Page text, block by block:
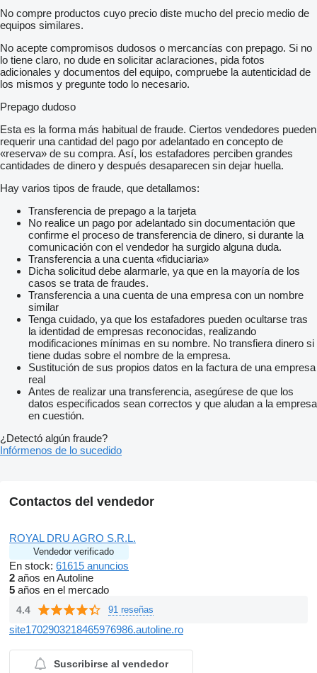
No compre productos cuyo precio diste mucho del precio medio de
equipos similares.
No acepte compromisos dudosos o mercancías con prepago. Si no
lo tiene claro, no dude en solicitar aclaraciones, pida fotos
adicionales y documentos del equipo, compruebe la autenticidad de
los mismos y pregunte todo lo necesario.
Prepago dudoso
Esta es la forma más habitual de fraude. Ciertos vendedores pueden
requerir una cantidad del pago por adelantado en concepto de
«reserva» de su compra. Así, los estafadores perciben grandes
cantidades de dinero y después desaparecen sin dejar huella.
Hay varios tipos de fraude, que detallamos:
Transferencia de prepago a la tarjeta
No realice un pago por adelantado sin documentación que
confirme el proceso de transferencia de dinero, si durante la
comunicación con el vendedor ha surgido alguna duda.
Transferencia a una cuenta «fiduciaria»
Dicha solicitud debe alarmarle, ya que en la mayoría de los
casos se trata de fraudes.
Transferencia a una cuenta de una empresa con un nombre
similar
Tenga cuidado, ya que los estafadores pueden ocultarse tras
la identidad de empresas reconocidas, realizando
modificaciones mínimas en su nombre. No transfiera dinero si
tiene dudas sobre el nombre de la empresa.
Sustitución de sus propios datos en la factura de una empresa
real
Antes de realizar una transferencia, asegúrese de que los
datos especificados sean correctos y que aludan a la empresa
en cuestión.
¿Detectó algún fraude?
Infórmenos de lo sucedido
Contactos del vendedor
ROYAL DRU AGRO S.R.L.
Vendedor verificado
En stock: 61615 anuncios
2 años en Autoline
5 años en el mercado
4.4 91 reseñas
site1702903218465976986.autoline.ro
Suscribirse al vendedor